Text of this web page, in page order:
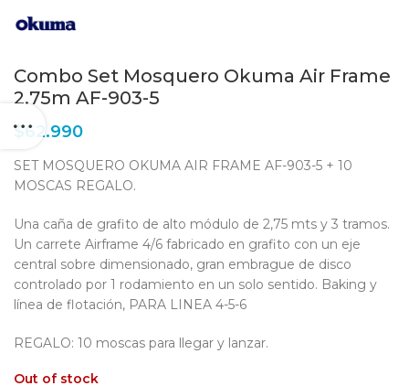
Combo Set Mosquero Okuma Air Frame
2.75m AF-903-5
$62.990
SET MOSQUERO OKUMA AIR FRAME AF-903-5 + 10
MOSCAS REGALO.
Una caña de grafito de alto módulo de 2,75 mts y 3 tramos.
Un carrete Airframe 4/6 fabricado en grafito con un eje
central sobre dimensionado, gran embrague de disco
controlado por 1 rodamiento en un solo sentido. Baking y
línea de flotación, PARA LINEA 4-5-6
REGALO: 10 moscas para llegar y lanzar.
Out of stock